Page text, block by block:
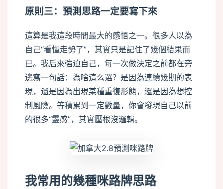
原則三：預測思路一定要寫下來
這算是我這段時間最大的感悟之一。很多人以為
自己“看懂走勢了”，其實只是記住了幾個結果而
已。我后來強迫自己，每一次做決定之前都在旁
邊寫一句話：為啥這么選？是因為連續幾期的表
現，還是因為出現某種重復形態，還是因為想控
制風險。等積累到一定數量，你會發現自己以前
的很多“靈感”，其實壓根沒邏輯。
我常用的幾種咪路牌思路